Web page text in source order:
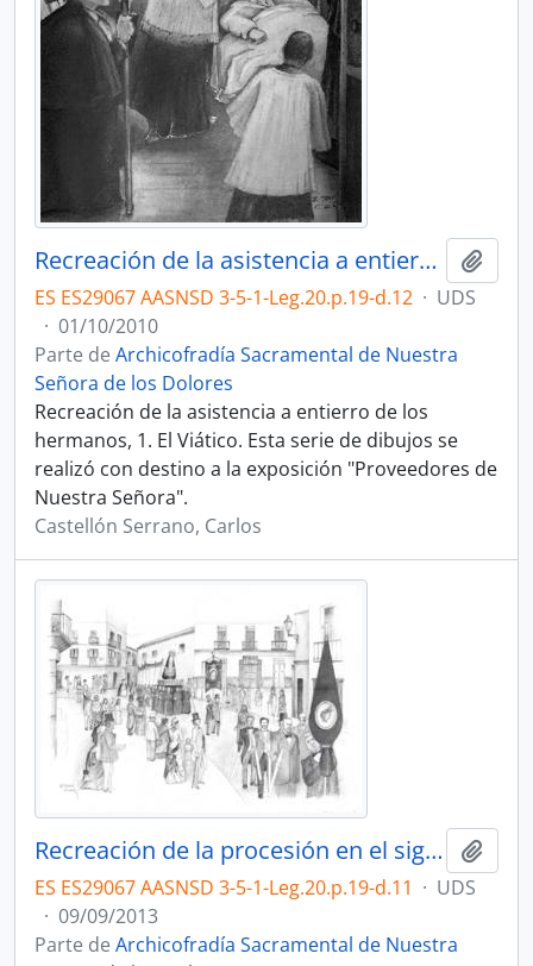
Recreación de la asistencia a entierro de los hermanos, 1.
ES ES29067 AASNSD 3-5-1-Leg.20.p.19-d.12 · UDS
· 01/10/2010
Parte de Archicofradía Sacramental de Nuestra
Señora de los Dolores
Recreación de la asistencia a entierro de los
hermanos, 1. El Viático. Esta serie de dibujos se
realizó con destino a la exposición "Proveedores de
Nuestra Señora".
Castellón Serrano, Carlos
Recreación de la procesión en el siglo XIX.
ES ES29067 AASNSD 3-5-1-Leg.20.p.19-d.11 · UDS
· 09/09/2013
Parte de Archicofradía Sacramental de Nuestra